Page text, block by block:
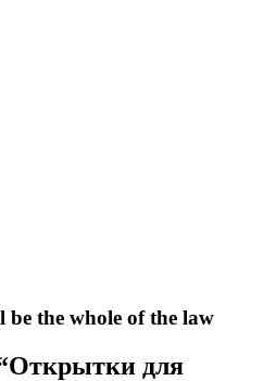
the whole of the law
для